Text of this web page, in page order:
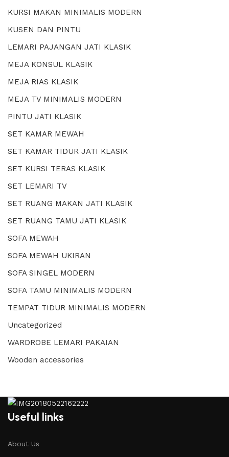
KURSI MAKAN MINIMALIS MODERN
KUSEN DAN PINTU
LEMARI PAJANGAN JATI KLASIK
MEJA KONSUL KLASIK
MEJA RIAS KLASIK
MEJA TV MINIMALIS MODERN
PINTU JATI KLASIK
SET KAMAR MEWAH
SET KAMAR TIDUR JATI KLASIK
SET KURSI TERAS KLASIK
SET LEMARI TV
SET RUANG MAKAN JATI KLASIK
SET RUANG TAMU JATI KLASIK
SOFA MEWAH
SOFA MEWAH UKIRAN
SOFA SINGEL MODERN
SOFA TAMU MINIMALIS MODERN
TEMPAT TIDUR MINIMALIS MODERN
Uncategorized
WARDROBE LEMARI PAKAIAN
Wooden accessories
Useful links
About Us